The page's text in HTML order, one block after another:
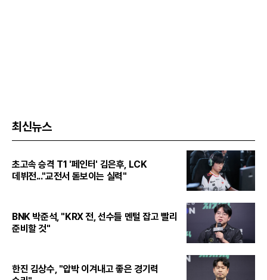
최신뉴스
초고속 승격 T1 '페인터' 김은후, LCK
데뷔전..."교전서 돋보이는 실력"
BNK 박준석, "KRX 전, 선수들 멘털 잡고 빨리
준비할 것"
한진 김상수, "압박 이겨내고 좋은 경기력